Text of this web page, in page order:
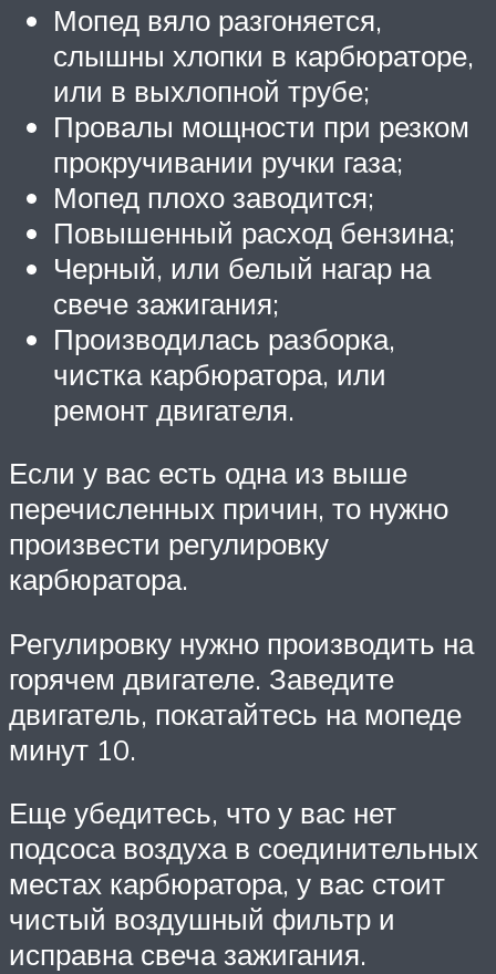
Мопед вяло разгоняется,
слышны хлопки в карбюраторе,
или в выхлопной трубе;
Провалы мощности при резком
прокручивании ручки газа;
Мопед плохо заводится;
Повышенный расход бензина;
Черный, или белый нагар на
свече зажигания;
Производилась разборка,
чистка карбюратора, или
ремонт двигателя.
Если у вас есть одна из выше
перечисленных причин, то нужно
произвести регулировку
карбюратора.
Регулировку нужно производить на
горячем двигателе. Заведите
двигатель, покатайтесь на мопеде
минут 10.
Еще убедитесь, что у вас нет
подсоса воздуха в соединительных
местах карбюратора, у вас стоит
чистый воздушный фильтр и
исправна свеча зажигания.